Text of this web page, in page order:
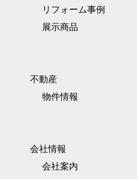
リフォーム事例
展示商品
不動産
物件情報
会社情報
会社案内